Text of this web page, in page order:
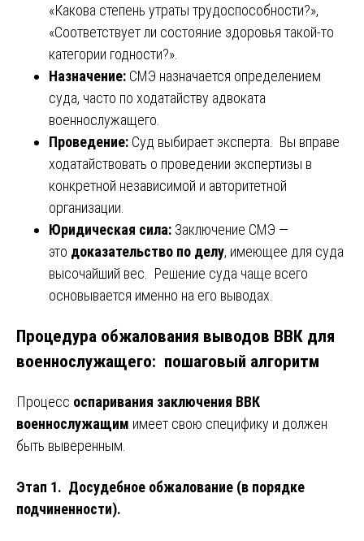
«Какова степень утраты трудоспособности?»,
«Соответствует ли состояние здоровья такой-то
категории годности?».
Назначение: СМЭ назначается определением
суда, часто по ходатайству адвоката
военнослужащего.
Проведение: Суд выбирает эксперта. Вы вправе
ходатайствовать о проведении экспертизы в
конкретной независимой и авторитетной
организации.
Юридическая сила: Заключение СМЭ —
это доказательство по делу, имеющее для суда
высочайший вес. Решение суда чаще всего
основывается именно на его выводах.
Процедура обжалования выводов ВВК для
военнослужащего: пошаговый алгоритм
Процесс оспаривания заключения ВВК
военнослужащим имеет свою специфику и должен
быть выверенным.
Этап 1. Досудебное обжалование (в порядке
подчиненности).